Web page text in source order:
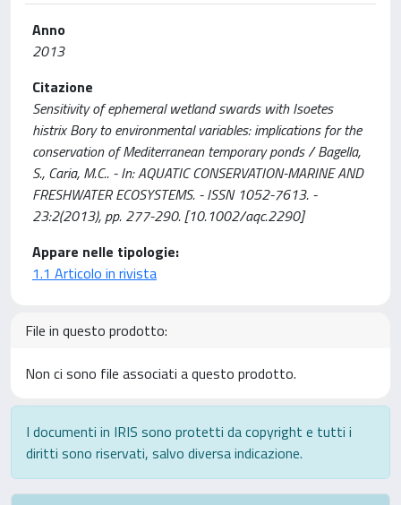
Anno
2013
Citazione
Sensitivity of ephemeral wetland swards with Isoetes
histrix Bory to environmental variables: implications for the
conservation of Mediterranean temporary ponds / Bagella,
S., Caria, M.C.. - In: AQUATIC CONSERVATION-MARINE AND
FRESHWATER ECOSYSTEMS. - ISSN 1052-7613. -
23:2(2013), pp. 277-290. [10.1002/aqc.2290]
Appare nelle tipologie:
1.1 Articolo in rivista
File in questo prodotto:
Non ci sono file associati a questo prodotto.
I documenti in IRIS sono protetti da copyright e tutti i
diritti sono riservati, salvo diversa indicazione.